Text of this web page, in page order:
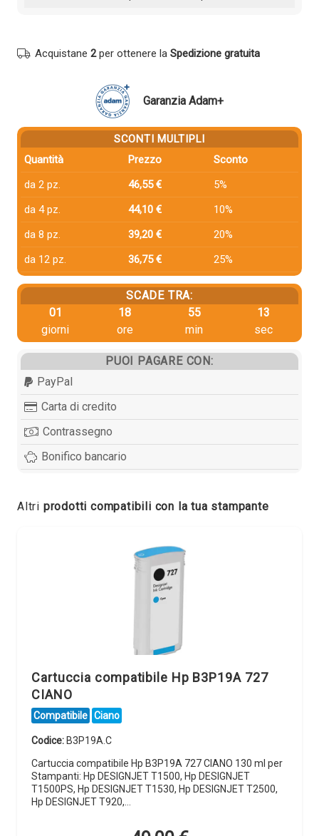
Acquistane 2per ottenere la Spedizione gratuita
Garanzia Adam+
SCONTI MULTIPLI
Quantità
Prezzo
Sconto
da 2 pz.
46,55 €
5%
da 4 pz.
44,10 €
10%
da 8 pz.
39,20 €
20%
da 12 pz.
36,75 € 25%
SCADE TRA:
01
giorni
18
ore
55
min
12
sec
PUOI PAGARE CON:
PayPal
Carta di credito
Contrassegno
Bonifico bancario
Altri prodotti compatibili con la tua stampante
Cartuccia compatibile Hp B3P19A 727
CIANO
Compatibile Ciano
Codice: B3P19A.C
Cartuccia compatibile Hp B3P19A 727 CIANO 130 ml per
Stampanti: Hp DESIGNJET T1500, Hp DESIGNJET
T1500PS, Hp DESIGNJET T1530, Hp DESIGNJET T2500,
Hp DESIGNJET T920,…